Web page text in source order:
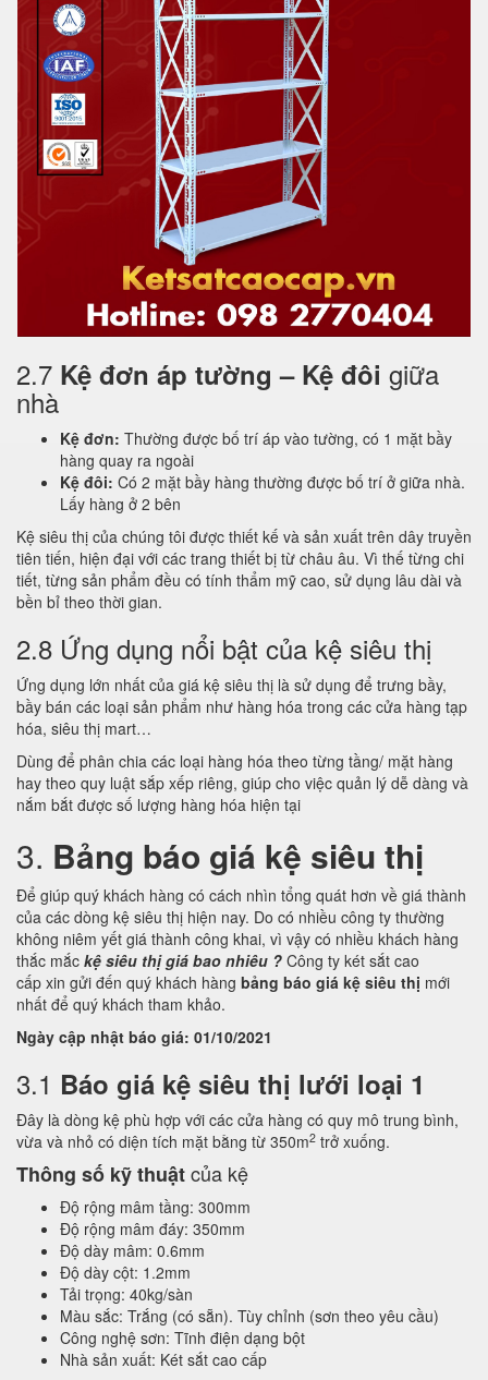
2.7 Kệ đơn áp tường – Kệ đôi giữa
nhà
Kệ đơn: Thường được bố trí áp vào tường, có 1 mặt bầy
hàng quay ra ngoài
Kệ đôi: Có 2 mặt bầy hàng thường được bố trí ở giữa nhà.
Lấy hàng ở 2 bên
Kệ siêu thị của chúng tôi được thiết kế và sản xuất trên dây truyền
tiên tiến, hiện đại với các trang thiết bị từ châu âu. Vì thế từng chi
tiết, từng sản phẩm đều có tính thẩm mỹ cao, sử dụng lâu dài và
bền bỉ theo thời gian.
2.8 Ứng dụng nổi bật của kệ siêu thị
Ứng dụng lớn nhất của giá kệ siêu thị là sử dụng để trưng bầy,
bầy bán các loại sản phẩm như hàng hóa trong các cửa hàng tạp
hóa, siêu thị mart…
Dùng để phân chia các loại hàng hóa theo từng tầng/ mặt hàng
hay theo quy luật sắp xếp riêng, giúp cho việc quản lý dễ dàng và
nắm bắt được số lượng hàng hóa hiện tại
3. Bảng báo giá kệ siêu thị
Để giúp quý khách hàng có cách nhìn tổng quát hơn về giá thành
của các dòng kệ siêu thị hiện nay. Do có nhiều công ty thường
không niêm yết giá thành công khai, vì vậy có nhiều khách hàng
thắc mắc kệ siêu thị giá bao nhiêu ? Công ty két sắt cao
cấp xin gửi đến quý khách hàng bảng báo giá kệ siêu thị mới
nhất để quý khách tham khảo.
Ngày cập nhật báo giá: 01/10/2021
3.1 Báo giá kệ siêu thị lưới loại 1
Đây là dòng kệ phù hợp với các cửa hàng có quy mô trung bình,
vừa và nhỏ có diện tích mặt bằng từ 350m2 trở xuống.
Thông số kỹ thuậtcủa kệ
Độ rộng mâm tầng: 300mm
Độ rộng mâm đáy: 350mm
Độ dày mâm: 0.6mm
Độ dày cột: 1.2mm
Tải trọng: 40kg/sàn
Màu sắc: Trắng (có sẵn). Tùy chỉnh (sơn theo yêu cầu)
Công nghệ sơn: Tĩnh điện dạng bột
Nhà sản xuất: Két sắt cao cấp